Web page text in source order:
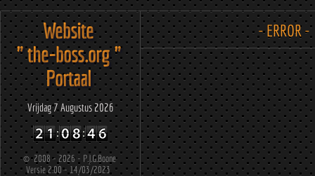
Website
" the-boss.org "
Portaal
Vrijdag 7 Augustus 2026
©2008 - 2026 - P.J.G.Boone
Versie 2.00 - 14/03/2023
- ERROR -